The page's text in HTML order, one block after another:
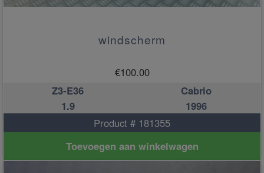
windscherm
€100.00
Z3-E36
Cabrio
1.9
1996
Product # 181355
Toevoegen aan winkelwagen